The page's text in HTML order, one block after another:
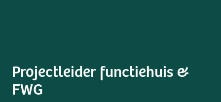
Projectleider functiehuis &
FWG